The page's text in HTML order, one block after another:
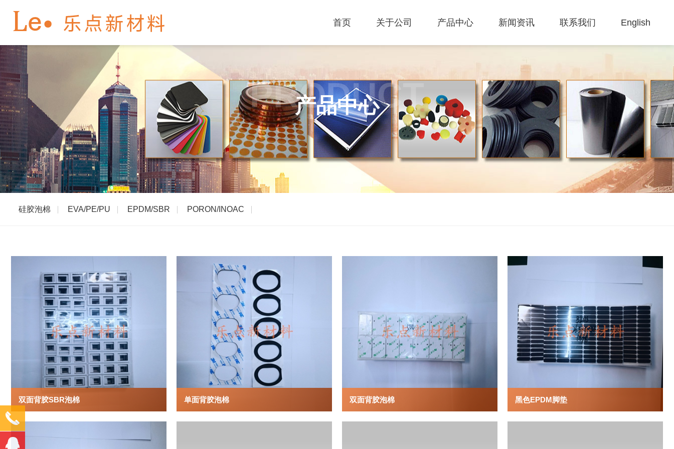
首页 关于公司 产品中心 新闻资讯 联系我们 English
PRODUCT
产品中心
硅胶泡棉 EVA/PE/PU EPDM/SBR PORON/INOAC
双面背胶SBR泡棉 单面背胶泡棉 双面背胶泡棉 黑色EPDM脚垫